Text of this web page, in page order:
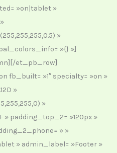
»on|tablet »
»
»{} »]
et_pb_row]
»1″ specialty= »on »
»
»
» padding_top_2= »120px »
» »
» admin_label= »Footer »